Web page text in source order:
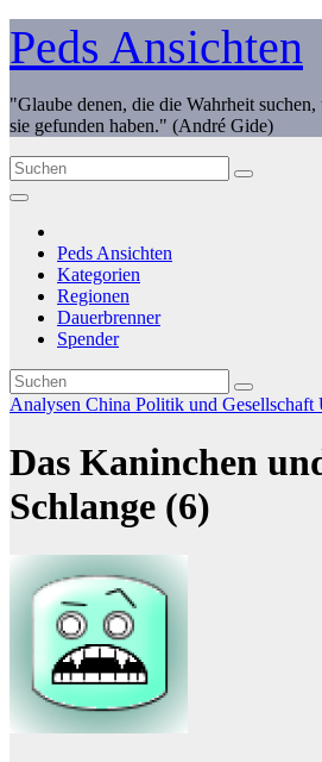
Zum
Inhalt
springen
Peds Ansichten
"Glaube denen, die die Wahrheit
sie gefunden haben." (André Gide)
Peds Ansichten
Kategorien
Regionen
Dauerbrenner
Spender
Analysen China Politik und Gesellschaft
Das Kaninchen
Schlange (6)